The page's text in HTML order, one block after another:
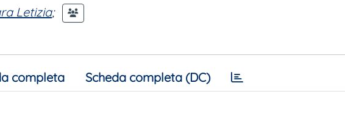
Letizia;
completa Scheda completa (DC)